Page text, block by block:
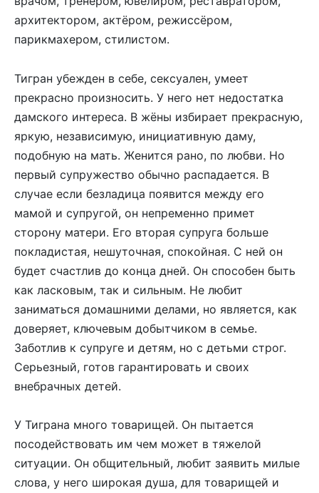
архитектором, актёром, режиссёром,
парикмахером, стилистом.
Тигран убежден в себе, сексуален, умеет
прекрасно произносить. У него нет недостатка
дамского интереса. В жёны избирает прекрасную,
яркую, независимую, инициативную даму,
подобную на мать. Женится рано, по любви. Но
первый супружество обычно распадается. В
случае если безладица появится между его
мамой и супругой, он непременно примет
сторону матери. Его вторая супруга больше
покладистая, нешуточная, спокойная. С ней он
будет счастлив до конца дней. Он способен быть
как ласковым, так и сильным. Не любит
заниматься домашними делами, но является, как
доверяет, ключевым добытчиком в семье.
Заботлив к супруге и детям, но с детьми строг.
Серьезный, готов гарантировать и своих
внебрачных детей.
У Тиграна много товарищей. Он пытается
посодействовать им чем может в тяжелой
ситуации. Он общительный, любит заявить милые
слова, у него широкая душа, для товарищей и